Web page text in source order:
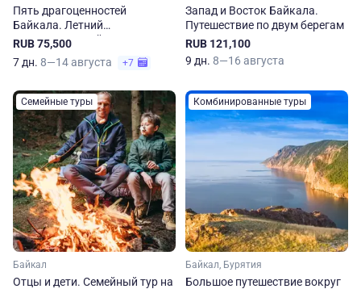
Пять драгоценностей
Байкала. Летний
познавательный тур
RUB 75,500
7 дн. 8—14 августа +7
Запад и Восток Байкала.
Путешествие по двум берегам
RUB 121,100
9 дн. 8—16 августа
Семейные туры
Байкал
Отцы и дети. Семейный тур на
Комбинированные туры
Байкал, Бурятия
Большое путешествие вокруг